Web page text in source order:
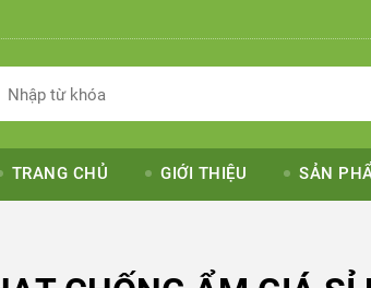
TRANG CHỦ GIỚI THIỆU SẢN